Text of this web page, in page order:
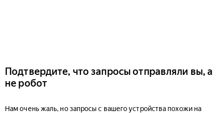
Подтвердите, что запросы отправляли вы, а
не робот
Нам очень жаль, но запросы с вашего устройства похожи на